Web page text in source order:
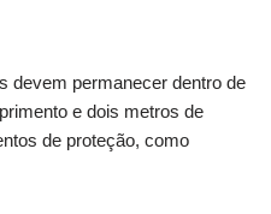
devem permanecer dentro de
e dois metros de
de proteção, como